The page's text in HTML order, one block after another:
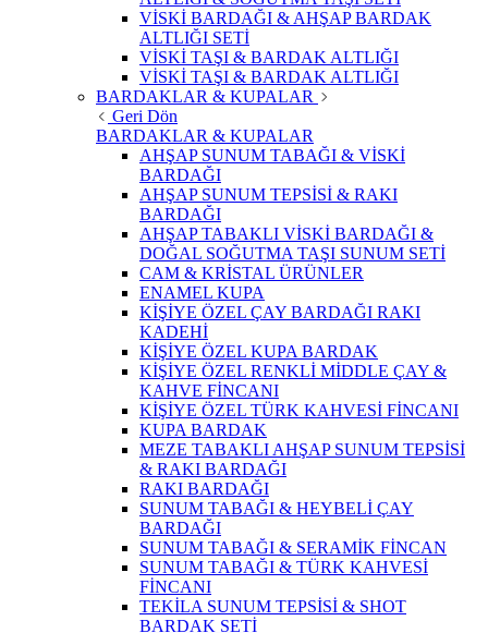
VİSKİ BARDAĞI & AHŞAP BARDAK
ALTLIĞI SETİ
VİSKİ TAŞI & BARDAK ALTLIĞI
VİSKİ TAŞI & BARDAK ALTLIĞI
BARDAKLAR & KUPALAR
Geri Dön
BARDAKLAR & KUPALAR
AHŞAP SUNUM TABAĞI & VİSKİ
BARDAĞI
AHŞAP SUNUM TEPSİSİ & RAKI
BARDAĞI
AHŞAP TABAKLI VİSKİ BARDAĞI &
DOĞAL SOĞUTMA TAŞI SUNUM SETİ
CAM & KRİSTAL ÜRÜNLER
ENAMEL KUPA
KİŞİYE ÖZEL ÇAY BARDAĞI RAKI
KADEHİ
KİŞİYE ÖZEL KUPA BARDAK
KİŞİYE ÖZEL RENKLİ MİDDLE ÇAY &
KAHVE FİNCANI
KİŞİYE ÖZEL TÜRK KAHVESİ FİNCANI
KUPA BARDAK
MEZE TABAKLI AHŞAP SUNUM TEPSİSİ
& RAKI BARDAĞI
RAKI BARDAĞI
SUNUM TABAĞI & HEYBELİ ÇAY
BARDAĞI
SUNUM TABAĞI & SERAMİK FİNCAN
SUNUM TABAĞI & TÜRK KAHVESİ
FİNCANI
TEKİLA SUNUM TEPSİSİ & SHOT
BARDAK SETİ